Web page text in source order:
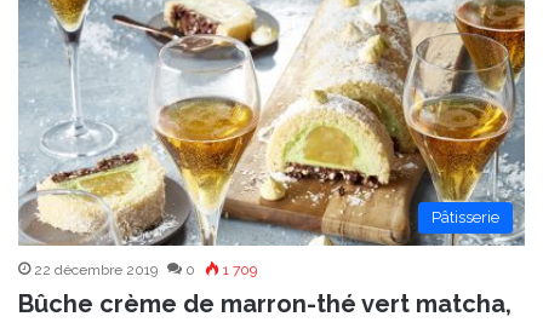
Pâtisserie
22 décembre 2019 0 1 709
Bûche crème de marron-thé vert matcha,